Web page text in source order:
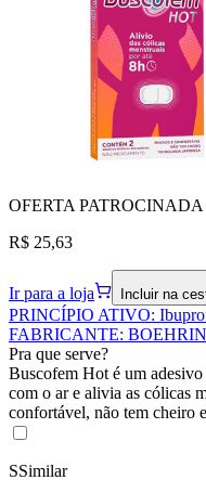
OFERTA PATROCINADA
R$ 25,63
Ir para a loja Incluir na
PRINCÍPIO ATIVO:
FABRICANTE:
Pra que serve?
Buscofem Hot é um
com o ar e alivia as cólicas
confortável, não tem cheiro
SSimilar